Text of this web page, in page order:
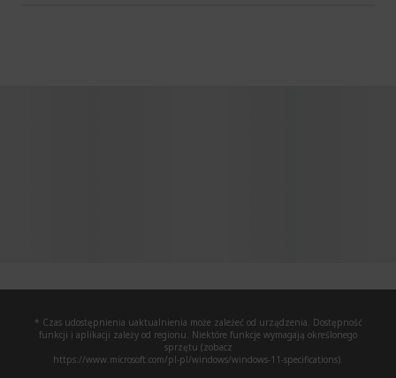
* Czas udostępnienia uaktualnienia może zależeć od urządzenia. Dostępność
funkcji i aplikacji zależy od regionu. Niektóre funkcje wymagają określonego
sprzętu (zobacz
https://www.microsoft.com/pl-pl/windows/windows-11-specifications).